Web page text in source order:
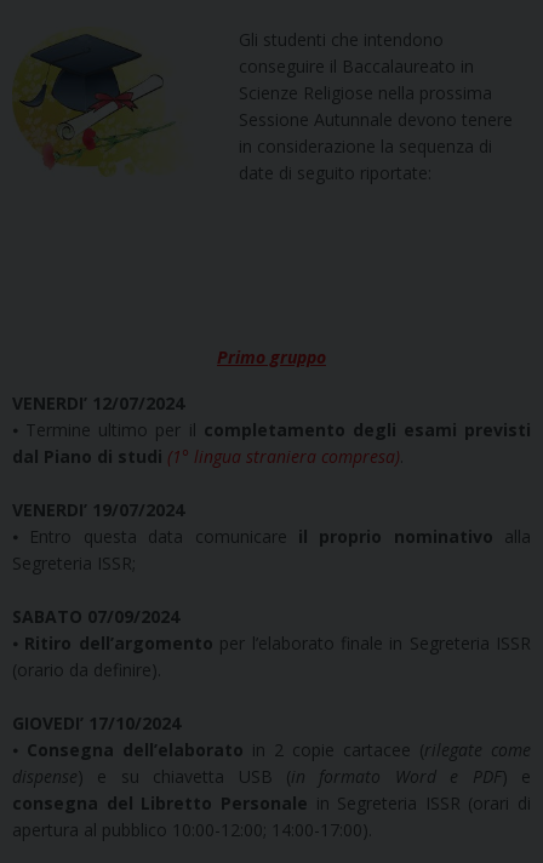
Gli studenti che intendono
conseguire il Baccalaureato in
Scienze Religiose nella prossima
Sessione Autunnale devono tenere
in considerazione la sequenza di
date di seguito riportate:
Primo gruppo
VENERDI’ 12/07/2024
⦁ Termine ultimo per il completamento degli esami previsti
dal Piano di studi (1° lingua straniera compresa).
VENERDI’ 19/07/2024
⦁ Entro questa data comunicare il proprio nominativo alla
Segreteria ISSR;
SABATO 07/09/2024
⦁ Ritiro dell’argomento per l’elaborato finale in Segreteria ISSR
(orario da definire).
GIOVEDI’ 17/10/2024
⦁ Consegna dell’elaborato in 2 copie cartacee (rilegate come
dispense) e su chiavetta USB (in formato Word e PDF) e
consegna del Libretto Personale in Segreteria ISSR (orari di
apertura al pubblico 10:00-12:00; 14:00-17:00).